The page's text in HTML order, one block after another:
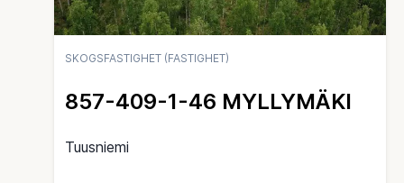
SKOGSFASTIGHET (FASTIGHET)
857-409-1-46 MYLLYMÄKI
Tuusniemi